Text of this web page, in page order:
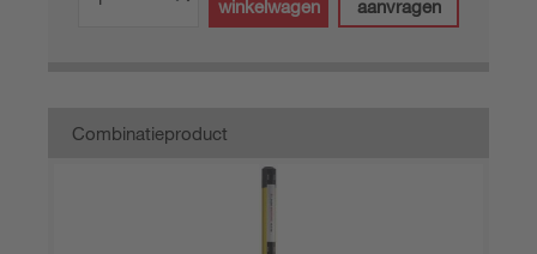
winkelwagen aanvragen
Combinatieproduct